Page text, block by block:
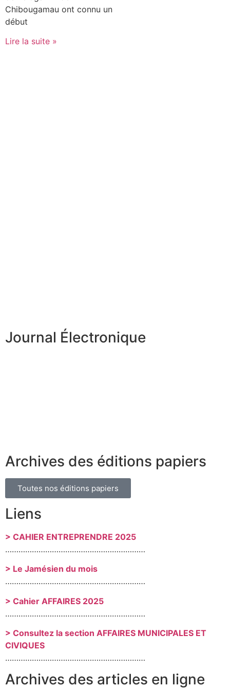
Chibougamau ont connu un
début
Lire la suite »
Journal Électronique
Archives des éditions papiers
Toutes nos éditions papiers
Liens
> CAHIER ENTREPRENDRE 2025
………………………………………………………
> Le Jamésien du mois
………………………………………………………
> Cahier AFFAIRES 2025
………………………………………………………
> Consultez la section AFFAIRES MUNICIPALES ET
CIVIQUES
………………………………………………………
Archives des articles en ligne